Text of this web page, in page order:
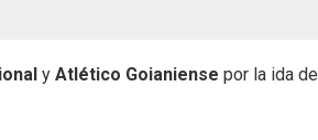
y Atlético Goianiense por la ida de